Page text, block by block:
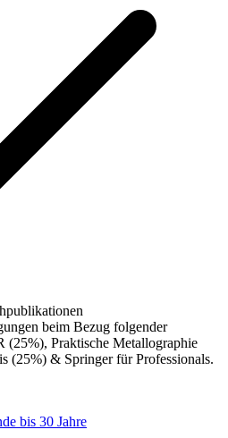
beim Bezug folgender
(25%), Praktische Metallographie
(25%) & Springer für Professionals.
bis 30 Jahre